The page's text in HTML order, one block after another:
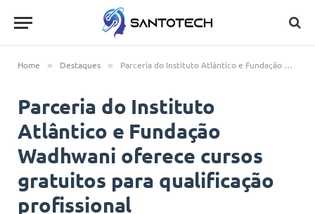
Home » Destaques » Parceria do Instituto Atlântico e Fundação Wadhwani oferece cursos gratuitos para qualificação profissional
Parceria do Instituto
Atlântico e Fundação
Wadhwani oferece cursos
gratuitos para qualificação
profissional